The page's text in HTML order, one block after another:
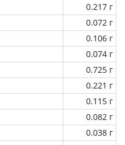
0.217 г
0.072 г
0.106 г
0.074 г
0.725 г
0.221 г
0.115 г
0.082 г
0.038 г